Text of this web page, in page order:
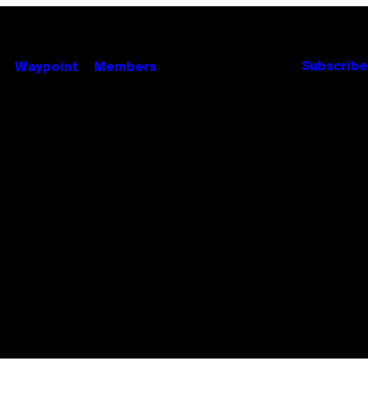
Waypoint Members Subscribe